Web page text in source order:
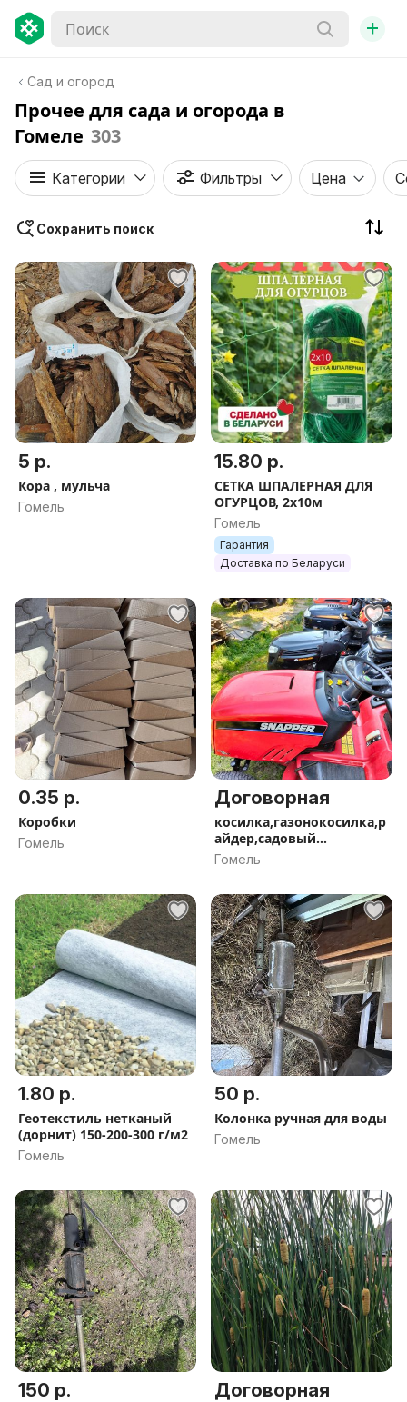
+
Сад и огород
Прочее для сада и огорода в
Гомеле 303
Категории Фильтры Цена
Сохранить поиск
5 р.
Кора , мульча
Гомель
15.80 р.
СЕТКА ШПАЛЕРНАЯ ДЛЯ
ОГУРЦОВ, 2х10м
Гомель
Гарантия
Доставка по Беларуси
0.35 р.
Коробки
Гомель
Договорная
косилка,газонокосилка,р
айдер,садовый
трактор,мини
Гомель
1.80 р.
Геотекстиль нетканый
(дорнит) 150-200-300 г/м2
Гомель
50 р.
Колонка ручная для воды
Гомель
150 р. Договорная